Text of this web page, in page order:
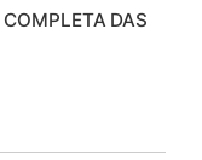
DAS